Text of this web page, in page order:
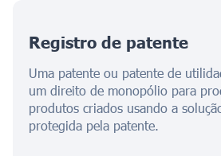
Registro de patente
Uma patente ou patente de
um direito de monopólio para
produtos criados usando a
protegida pela patente.